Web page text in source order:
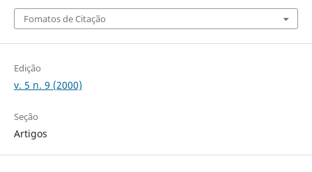
Fomatos de Citação
Edição
v. 5 n. 9 (2000)
Seção
Artigos